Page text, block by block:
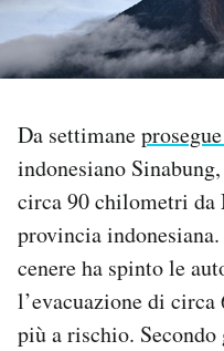
PODCAST
I MIEI PREFERITI
CALENDARIO
Da settimane
indonesiano
circa 90 chilometri da
provincia
cenere ha spinto le
l’evacuazione di
più a rischio.